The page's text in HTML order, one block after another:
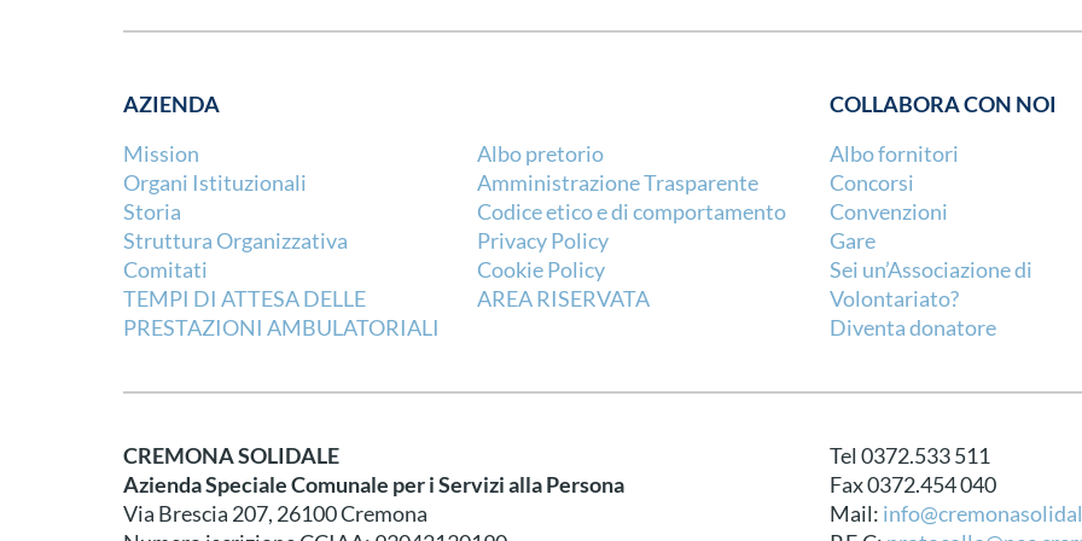
AZIENDA
Mission
Organi Istituzionali
Storia
Struttura Organizzativa
Comitati
TEMPI DI ATTESA DELLE
PRESTAZIONI AMBULATORIALI
Albo pretorio
Amministrazione Trasparente
Codice etico e di comportamento
Privacy Policy
Cookie Policy
AREA RISERVATA
COLLABORA CON NOI
Albo fornitori
Concorsi
Convenzioni
Gare
Sei un’Associazione di
Volontariato?
Diventa donatore
CREMONA SOLIDALE
Azienda Speciale Comunale per i Servizi alla Persona
Via Brescia 207, 26100 Cremona
Tel 0372.533 511
Fax 0372.454 040
Mail: